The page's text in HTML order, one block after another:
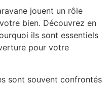
jouent un rôle
bien. Découvrez en
ils sont essentiels
pour votre
sont souvent confrontés